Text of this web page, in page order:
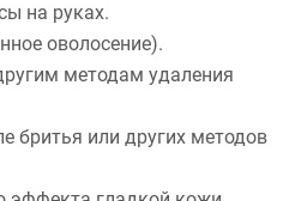
на руках.
оволосение).
методам удаления
бритья или других методов